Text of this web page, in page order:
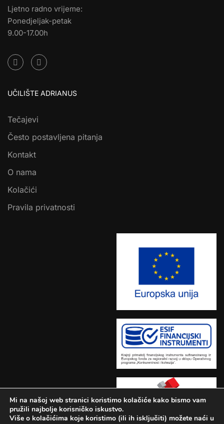
Ljetno radno vrijeme:
Ponedjeljak-petak
9.00-17.00h
UČILIŠTE ADRIANUS
Tečajevi
Često postavljena pitanja
Kontakt
O nama
Kolačići
Pravila privatnosti
Mi na našoj web stranici koristimo kolačiće kako bismo vam
pružili najbolje korisničko iskustvo.
Više o kolačićima koje koristimo (ili ih isključiti) možete naći u